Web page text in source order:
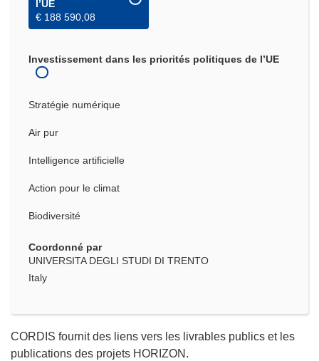
l’UE
€ 188 590,08
Investissement dans les priorités politiques de l’UE
Stratégie numérique
Air pur
Intelligence artificielle
Action pour le climat
Biodiversité
Coordonné par
UNIVERSITA DEGLI STUDI DI TRENTO
Italy
CORDIS fournit des liens vers les livrables publics et les
publications des projets HORIZON.